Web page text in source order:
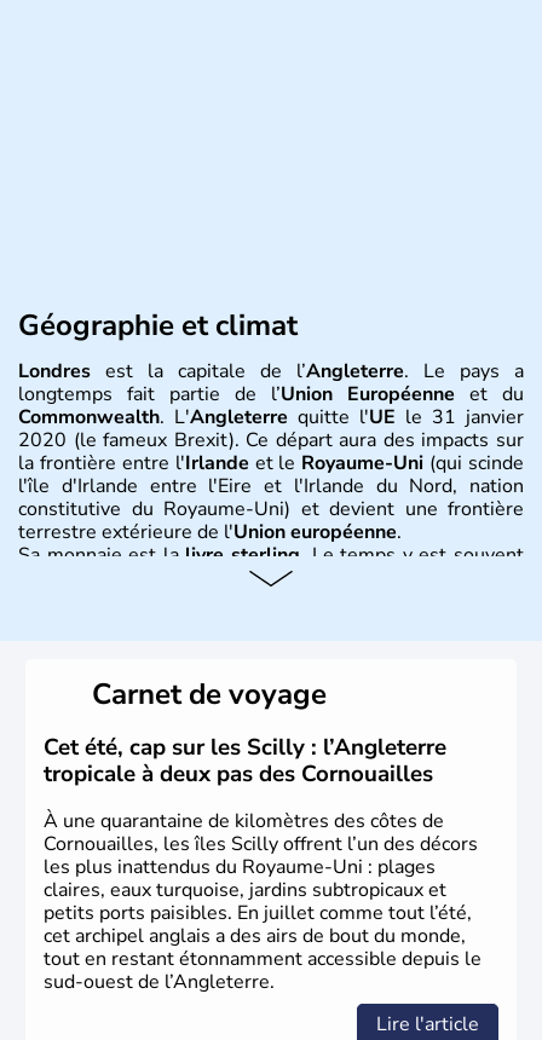
Géographie et climat
Londres est la capitale de l’Angleterre. Le pays a
longtemps fait partie de l’Union Européenne et du
Commonwealth. L'Angleterre quitte l'UE le 31 janvier
2020 (le fameux Brexit). Ce départ aura des impacts sur
la frontière entre l'Irlande et le Royaume-Uni (qui scinde
l'île d'Irlande entre l'Eire et l'Irlande du Nord, nation
constitutive du Royaume-Uni) et devient une frontière
terrestre extérieure de l'Union européenne.
Sa monnaie est lalivre sterling . Le temps y est souvent
instable avec de nombreuses précipitations : il s’agit d’un
Histoire et administration
L'Angleterre est l’une des quatre nations constitutives du
Royaume-Uni. Elle est peuplée de plus de 50 millions
d’habitants, les Anglais, et constitue à elle seule, près de
84% de la population de l’ensemble. Le pays s’est créé au
Xème siècle et tient son nom desAngles
germanique installé sur ces terres. Première démocratie
parlementaire au monde, elle doit son développement à
l’essor industriel du XIXème siècle.
Carnet de voyage
Cet été, cap sur les Scilly : l’Angleterre
tropicale à deux pas des Cornouailles
À une quarantaine de kilomètres des côtes de
Cornouailles, les îles Scilly offrent l’un des décors
les plus inattendus du Royaume-Uni : plages
claires, eaux turquoise, jardins subtropicaux et
petits ports paisibles. En juillet comme tout l’été,
cet archipel anglais a des airs de bout du monde,
tout en restant étonnamment accessible depuis le
sud-ouest de l’Angleterre.
Lire l'article